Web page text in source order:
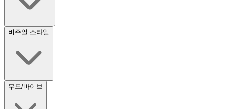
비주얼 스타일
무드/바이브